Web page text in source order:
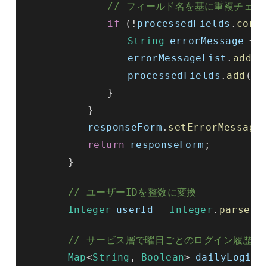
// フィールド名を基に重複チェッ
if
(! processedFields .
String errorMessage =
errorMessageList . add
processedFields . add (
}
}
responseForm .
return
responseForm ;
}
// ユーザーIDを整数に変換
Integer userId = Integer .
// サービス層で曜日ごとのログイン履歴を
Map<String , Boolean>